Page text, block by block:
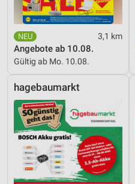
3,1 km
Angebote ab 10.08.
Gültig ab Mo. 10.08.
hagebaumarkt